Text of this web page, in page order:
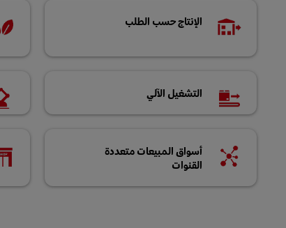
الإنتاج حسب الطلب
التشغيل الآلي
أسواق المبيعات متعددة
القنوات